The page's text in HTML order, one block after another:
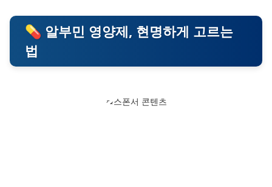
💊 알부민 영양제, 현명하게 고르는
법
스폰서 콘텐츠